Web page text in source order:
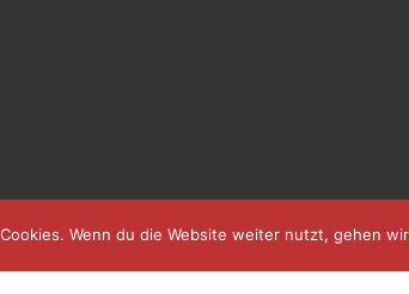
Wenn du die Website weiter nutzt, gehen